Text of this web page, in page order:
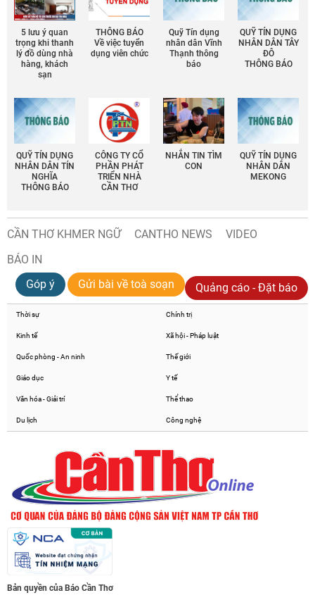
5 lưu ý quan
trọng khi thanh
lý đồ dùng nhà
hàng, khách
sạn
THÔNG BÁO
Về việc tuyển
dụng viên chức
Quỹ Tín dụng
nhân dân Vĩnh
Thạnh thông
báo
QUỸ TÍN DỤNG
NHÂN DÂN TÂY
ĐÔ
THÔNG BÁO
QUỸ TÍN DỤNG
NHÂN DÂN TÍN
NGHĨA
THÔNG BÁO
CÔNG TY CỔ
PHẦN PHÁT
TRIỂN NHÀ
CẦN THƠ
NHẮN TIN TÌM
CON
QUỸ TÍN DỤNG
NHÂN DÂN
MEKONG
CẦN THƠ KHMER NGỮ CANTHO NEWS
VIDEO
BÁO IN
Góp ý
Gửi bài về toà soạn Quảng cáo - Đặt báo
Thời sự Chính trị
Kinh tế Xã hội - Pháp luật
Quốc phòng - An ninh Thế giới
Giáo dục Y tế
Văn hóa - Giải trí Thể thao
Du lịch Công nghệ
Bản quyền của Báo Cần Thơ